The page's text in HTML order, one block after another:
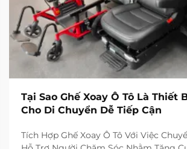
Tại Sao Ghế Xoay Ô Tô Là Thiết
Cho Di Chuyển Dễ Tiếp Cận
Tích Hợp Ghế Xoay Ô Tô Với Việc